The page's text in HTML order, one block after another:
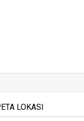
LOKASI